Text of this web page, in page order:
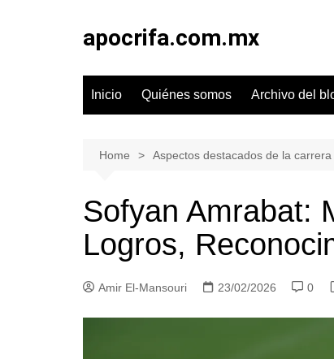
apocrifa.com.mx
Inicio Quiénes somos Archivo del
Home Aspectos destacados de la carrera
Sofyan Amrabat:
Logros,
Amir El-Mansouri 23/02/2026 0